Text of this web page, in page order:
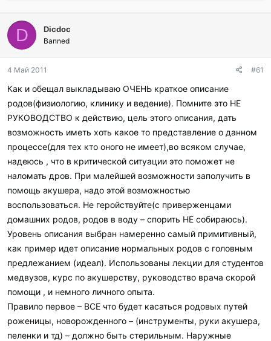
т
о
р
т
м
ы
т
а
а
D Dicdoc
Banned
4 Май 2011 #61
Как и обещал выкладываю ОЧЕНЬ краткое описание
родов(физиологию, клинику и ведение). Помните это НЕ
РУКОВОДСТВО к действию, цель этого описания, дать
возможность иметь хоть какое то представление о данном
процессе(для тех кто оного не имеет),во всяком случае,
надеюсь , что в критической ситуации это поможет не
наломать дров. При малейшей возможности заполучить в
помощь акушера, надо этой возможностью
воспользоваться. Не геройствуйте(с приверженцами
домашних родов, родов в воду – спорить НЕ собираюсь).
Уровень описания выбран намеренно самый примитивный,
как пример идет описание нормальных родов с головным
предлежанием (идеал). Использованы лекции для студентов
медвузов, курс по акушерству, руководство врача скорой
помощи , и немного личного опыта.
Правило первое – ВСЕ что будет касаться родовых путей
роженицы, новорожденного – (инструменты, руки акушера,
пеленки и тд) – должно быть стерильным. Наружные